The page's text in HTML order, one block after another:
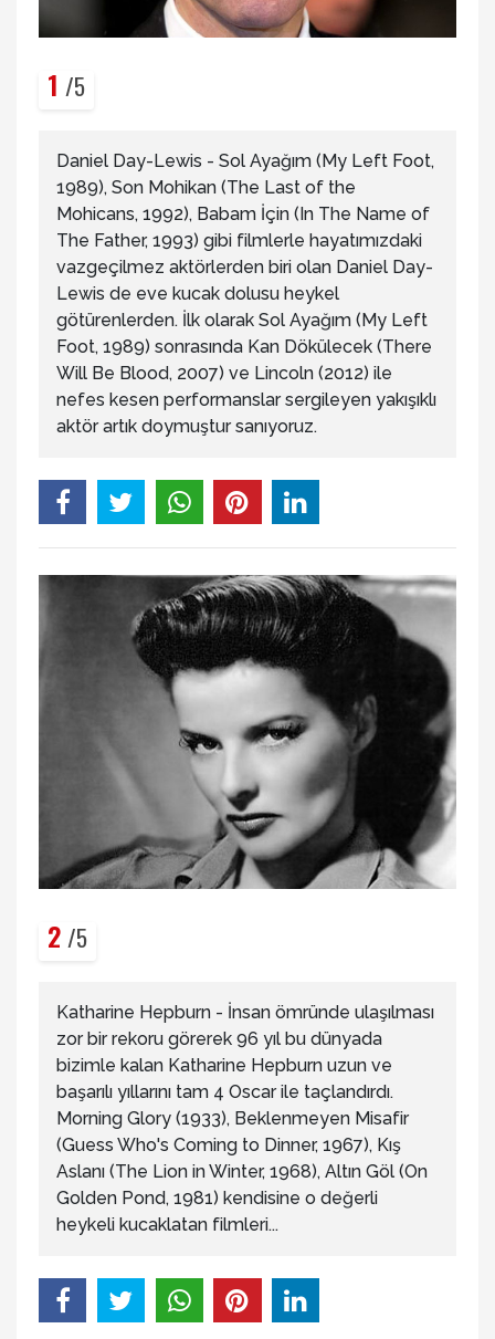
1 /5
Daniel Day-Lewis - Sol Ayağım (My Left Foot,
1989), Son Mohikan (The Last of the
Mohicans, 1992), Babam İçin (In The Name of
The Father, 1993) gibi filmlerle hayatımızdaki
vazgeçilmez aktörlerden biri olan Daniel Day-
Lewis de eve kucak dolusu heykel
götürenlerden. İlk olarak Sol Ayağım (My Left
Foot, 1989) sonrasında Kan Dökülecek (There
Will Be Blood, 2007) ve Lincoln (2012) ile
nefes kesen performanslar sergileyen yakışıklı
aktör artık doymuştur sanıyoruz.
2 /5
Katharine Hepburn - İnsan ömründe ulaşılması
zor bir rekoru görerek 96 yıl bu dünyada
bizimle kalan Katharine Hepburn uzun ve
başarılı yıllarını tam 4 Oscar ile taçlandırdı.
Morning Glory (1933), Beklenmeyen Misafir
(Guess Who's Coming to Dinner, 1967), Kış
Aslanı (The Lion in Winter, 1968), Altın Göl (On
Golden Pond, 1981) kendisine o değerli
heykeli kucaklatan filmleri...